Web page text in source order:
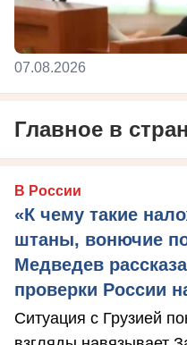
07.08.2026
Главное в
В России
«К чему такие
штаны, вонючие
Медведев
проверки России
Ситуация с Грузией